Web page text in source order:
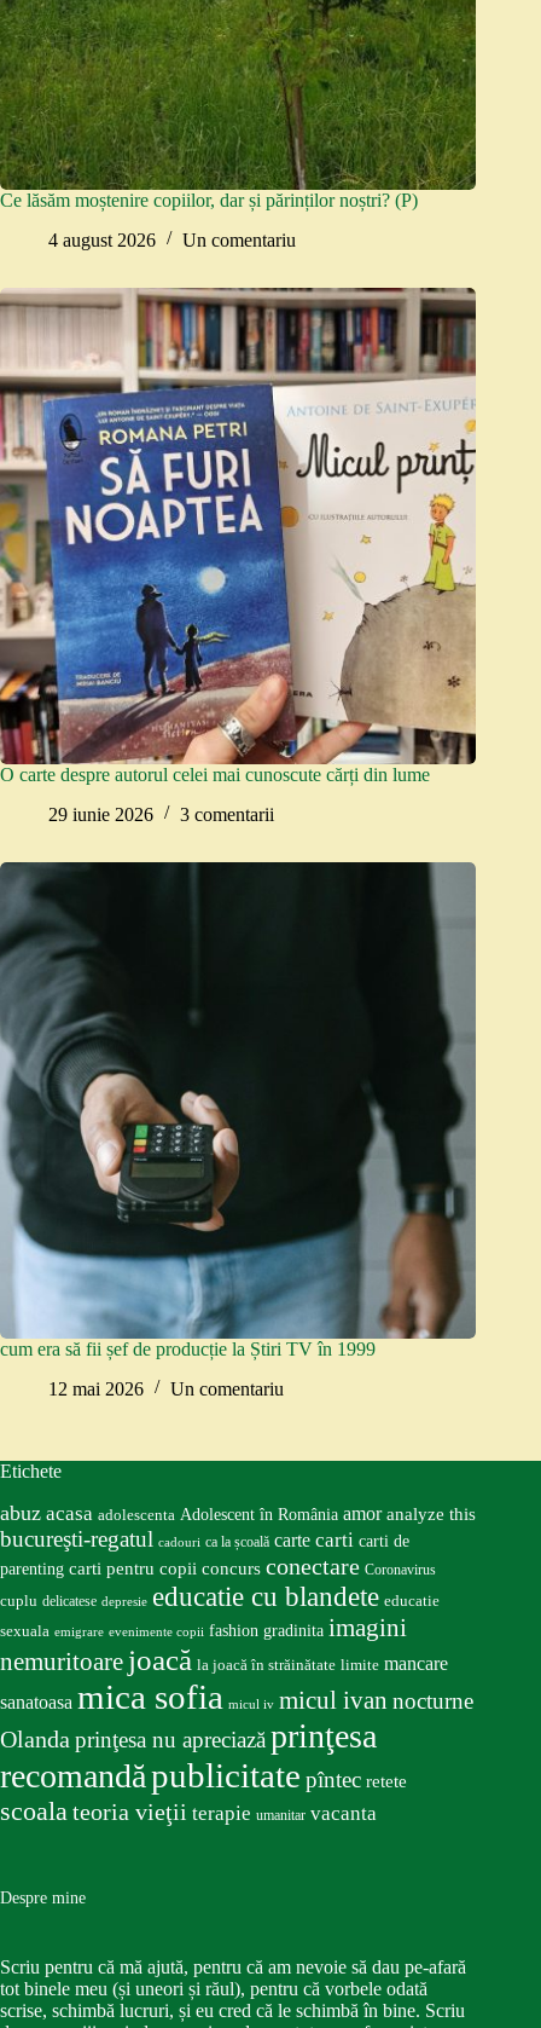
Ce lăsăm moștenire copiilor, dar și părinților noștri? (P)
4 august 2026
Un comentariu
O carte despre autorul celei mai cunoscute cărți din lume
29 iunie 2026
3 comentarii
cum era să fii șef de producție la Știri TV în 1999
12 mai 2026
Un comentariu
Etichete
abuz acasa adolescenta Adolescent în România amor analyze this
bucureşti-regatul cadouri ca la școală carte carti carti de
parenting carti pentru copii concurs conectare Coronavirus
cuplu delicatese depresie educatie cu blandete educatie
sexuala emigrare evenimente copii fashion gradinita imagini
nemuritoare joacă la joacă în străinătate limite mancare
sanatoasa mica sofia micul iv micul ivan nocturne
Olanda prinţesa nu apreciază prinţesa
recomandăpublicitate pîntec retete
scoala teoria vieţii terapie umanitar vacanta
Despre mine
Scriu pentru că mă ajută, pentru că am nevoie să dau pe-afară
tot binele meu (și uneori și răul), pentru că vorbele odată
scrise, schimbă lucruri, și eu cred că le schimbă în bine. Scriu